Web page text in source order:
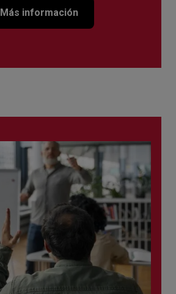
Más información